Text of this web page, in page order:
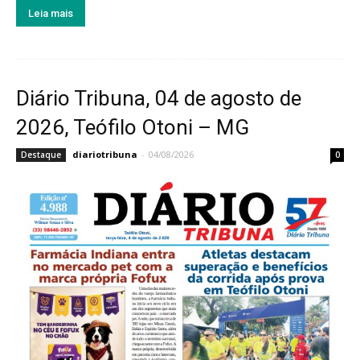
Leia mais
Diário Tribuna, 04 de agosto de
2026, Teófilo Otoni – MG
Destaque diariotribuna - 04/08/2026 0